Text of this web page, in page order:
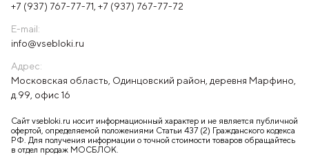
+7 (937) 767-77-71 +7 (937) 767-77-72
E-mail:
info@vsebloki.ru
Адрес:
Московская область, Одинцовский район, деревня Марфино,
д.99, офис 16
Сайт vsebloki.ru носит информационный характер и не является публичной
офертой, определяемой положениями Статьи 437 (2) Гражданского кодекса
РФ. Для получения информации о точной стоимости товаров обращайтесь
в отдел продаж МОСБЛОК.